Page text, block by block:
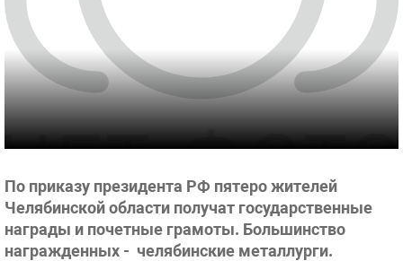
По приказу президента РФ пятеро жителей
Челябинской области получат государственные
награды и почетные грамоты. Большинство
награжденных - челябинские металлурги.